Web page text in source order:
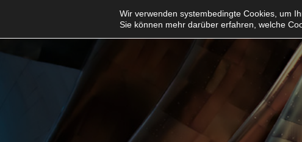
Wir verwenden systembedingte Cookies, um
Sie können mehr darüber erfahren, welche